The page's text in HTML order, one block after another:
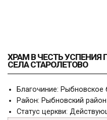
ХРАМ В ЧЕСТЬ
СЕЛА СТАРОЛЕТОВО
Благочиние: Рыбновское
Район: Рыбновский
Статус церкви: